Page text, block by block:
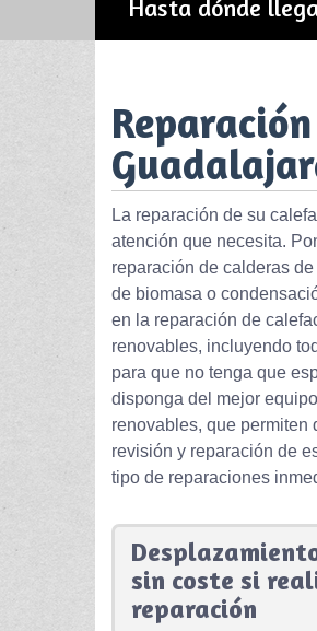
Hasta dónde
La reparación de su
atención que necesita.
reparación de calderas
de biomasa o
en la reparación de
renovables, incluyendo
para que no tenga que
disponga del mejor
renovables, que permiten
revisión y reparación de
tipo de reparaciones
sin coste si
reparación